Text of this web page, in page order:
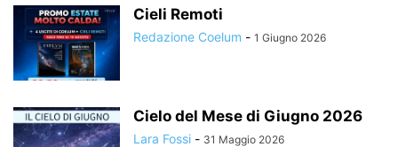
Cieli Remoti
Redazione Coelum - 1 Giugno 2026
Cielo del Mese di Giugno 2026
Lara Fossi - 31 Maggio 2026